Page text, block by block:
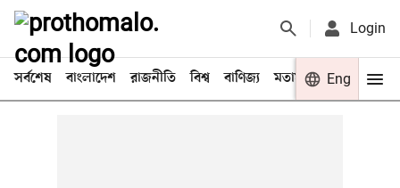
Login
সর্বশেষ বাংলাদেশ রাজনীতি বিশ্ব বাণিজ্য মতামত খেলা
Eng